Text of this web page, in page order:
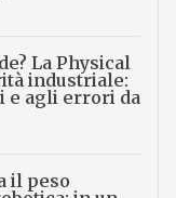
La Physical
industriale:
e agli errori da
il peso